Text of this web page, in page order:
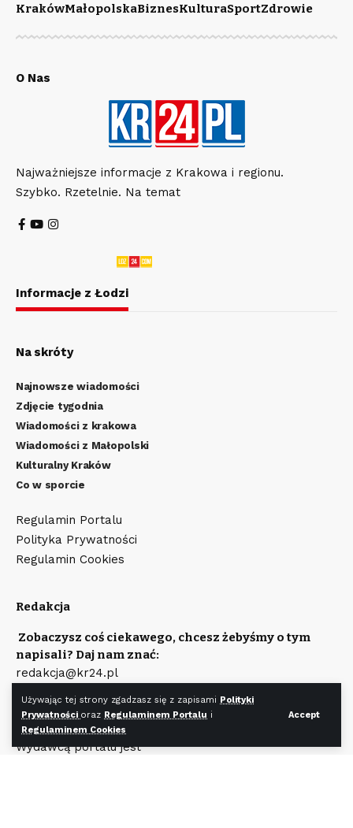
Używając tej strony zgadzasz się z zapisami Polityki
Prywatności oraz Regulaminem Portalu i
Regulaminem Cookies
Accept
KrakówMałopolskaBiznesKulturaSportZdrowie
O Nas
Najważniejsze informacje z Krakowa i regionu.
Szybko. Rzetelnie. Na temat
Informacje z Łodzi
Na skróty
Najnowsze wiadomości
Zdjęcie tygodnia
Wiadomości z krakowa
Wiadomości z Małopolski
Kulturalny Kraków
Co w sporcie
Regulamin Portalu
Polityka Prywatności
Regulamin Cookies
Redakcja
Zobaczysz coś ciekawego, chcesz żebyśmy o tym
napisali? Daj nam znać:
redakcja@kr24.pl
Napisz:
reklama@kr24.pl
Wydawcą portalu jest